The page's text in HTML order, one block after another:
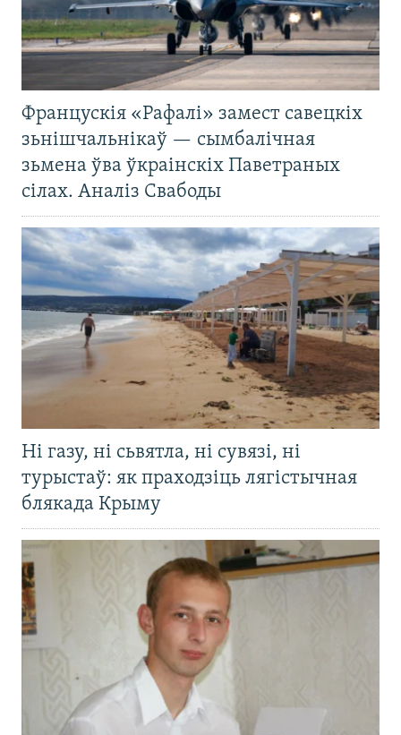
Францускія «Рафалі» замест савецкіх
зьнішчальнікаў — сымбалічная
зьмена ўва ўкраінскіх Паветраных
сілах. Аналіз Свабоды
Ні газу, ні сьвятла, ні сувязі, ні
турыстаў: як праходзіць лягістычная
блякада Крыму